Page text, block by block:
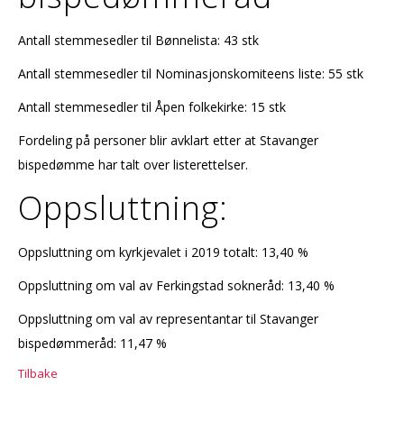
Antall stemmesedler til Bønnelista: 43 stk
Antall stemmesedler til Nominasjonskomiteens liste: 55 stk
Antall stemmesedler til Åpen folkekirke: 15 stk
Fordeling på personer blir avklart etter at Stavanger
bispedømme har talt over listerettelser.
Oppsluttning:
Oppsluttning om kyrkjevalet i 2019 totalt: 13,40 %
Oppsluttning om val av Ferkingstad sokneråd: 13,40 %
Oppsluttning om val av representantar til Stavanger
bispedømmeråd: 11,47 %
Tilbake